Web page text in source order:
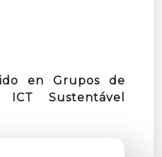
en Grupos de
ICT Sustentável